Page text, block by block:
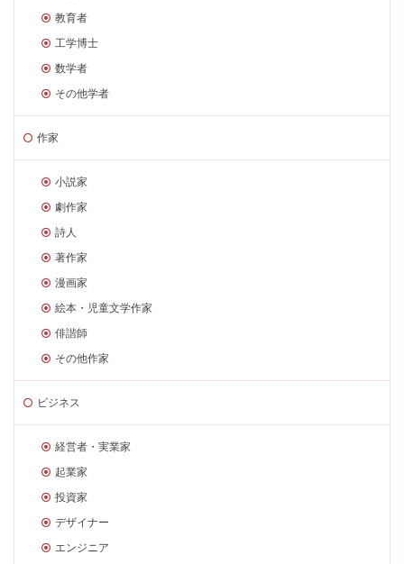
教育者
工学博士
数学者
その他学者
作家
小説家
劇作家
詩人
著作家
漫画家
絵本・児童文学作家
俳諧師
その他作家
ビジネス
経営者・実業家
起業家
投資家
デザイナー
エンジニア